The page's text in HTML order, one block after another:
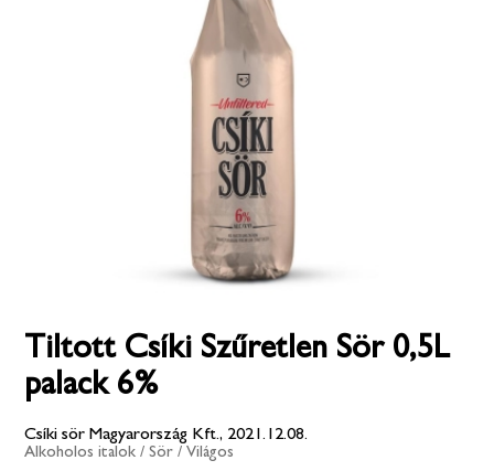
Tiltott Csíki Szűretlen Sör 0,5L
palack 6%
Csíki sör Magyarország Kft., 2021.12.08.
Alkoholos italok / Sör / Világos